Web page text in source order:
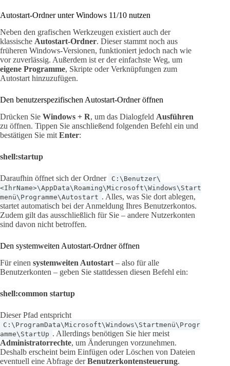
Autostart-Ordner unter Windows 11/10 nutzen
Neben den grafischen Werkzeugen existiert auch der
klassische Autostart-Ordner. Dieser stammt noch aus
früheren Windows-Versionen, funktioniert jedoch nach wie
vor zuverlässig. Außerdem ist er der einfachste Weg, um
eigene Programme, Skripte oder Verknüpfungen zum
Autostart hinzuzufügen.
Den benutzerspezifischen Autostart-Ordner öffnen
Drücken Sie Windows + R, um das Dialogfeld Ausführen
zu öffnen. Tippen Sie anschließend folgenden Befehl ein und
bestätigen Sie mit Enter:
shell:startup
Daraufhin öffnet sich der Ordner
C:\Benutzer\
<IhrName>\AppData\Roaming\Microsoft\Windows\Start
menü\Programme\Autostart . Alles, was Sie dort ablegen,
startet automatisch bei der Anmeldung Ihres Benutzerkontos.
Zudem gilt das ausschließlich für Sie – andere Nutzerkonten
sind davon nicht betroffen.
Den systemweiten Autostart-Ordner öffnen
Für einen systemweiten Autostart – also für alle
Benutzerkonten – geben Sie stattdessen diesen Befehl ein:
shell:common startup
Dieser Pfad entspricht
C:\ProgramData\Microsoft\Windows\Startmenü\Progr
amme\StartUp . Allerdings benötigen Sie hier meist
Administratorrechte, um Änderungen vorzunehmen.
Deshalb erscheint beim Einfügen oder Löschen von Dateien
eventuell eine Abfrage derBenutzerkontensteuerung.